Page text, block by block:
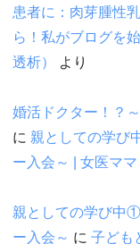
患者に：肉芽腫性
ら！私がブログを
透析）
より
婚活ドクター！？
に 親としての学び
ー入会～ | 女医マ
親としての学び中
ー入会～ に 子ども